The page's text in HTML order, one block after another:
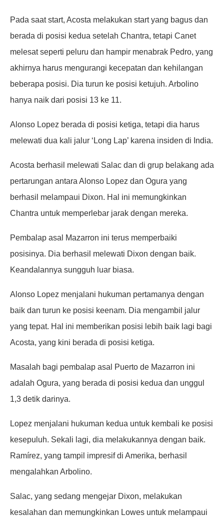
Pada saat start, Acosta melakukan start yang bagus dan
berada di posisi kedua setelah Chantra, tetapi Canet
melesat seperti peluru dan hampir menabrak Pedro, yang
akhirnya harus mengurangi kecepatan dan kehilangan
beberapa posisi. Dia turun ke posisi ketujuh. Arbolino
hanya naik dari posisi 13 ke 11.
Alonso Lopez berada di posisi ketiga, tetapi dia harus
melewati dua kali jalur ‘Long Lap’ karena insiden di India.
Acosta berhasil melewati Salac dan di grup belakang ada
pertarungan antara Alonso Lopez dan Ogura yang
berhasil melampaui Dixon. Hal ini memungkinkan
Chantra untuk memperlebar jarak dengan mereka.
Pembalap asal Mazarron ini terus memperbaiki
posisinya. Dia berhasil melewati Dixon dengan baik.
Keandalannya sungguh luar biasa.
Alonso Lopez menjalani hukuman pertamanya dengan
baik dan turun ke posisi keenam. Dia mengambil jalur
yang tepat. Hal ini memberikan posisi lebih baik lagi bagi
Acosta, yang kini berada di posisi ketiga.
Masalah bagi pembalap asal Puerto de Mazarron ini
adalah Ogura, yang berada di posisi kedua dan unggul
1,3 detik darinya.
Lopez menjalani hukuman kedua untuk kembali ke posisi
kesepuluh. Sekali lagi, dia melakukannya dengan baik.
Ramírez, yang tampil impresif di Amerika, berhasil
mengalahkan Arbolino.
Salac, yang sedang mengejar Dixon, melakukan
kesalahan dan memungkinkan Lowes untuk melampaui